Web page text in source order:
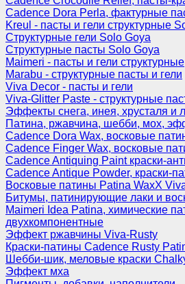
Cadence Dora Perla, фактурные
Kreul - пасты и гели структурные
Структурные гели Solo Goya
Структурные пасты Solo Goya
Maimeri - пасты и гели структурные
Marabu - структурные пасты и гели
Viva Decor - пасты и гели
Viva-Glitter Paste - структурные
Эффекты снега, инея, хрусталя и
Патина, ржавчина, шебби, мох,
Cadence Dora Wax, восковые
Cadence Finger Wax, восковые
Сadence Antiquing Paint краски-
Cadence Antique Powder, краски-
Восковые патины Patina WaxX
Битумы, патинирующие лаки и
Maimeri Idea Patina, химические
двухкомпонентные
Эффект ржавчины Viva-Rusty
Краски-патины Cadence Rusty
Шебби-шик, меловые краски
Эффект мха